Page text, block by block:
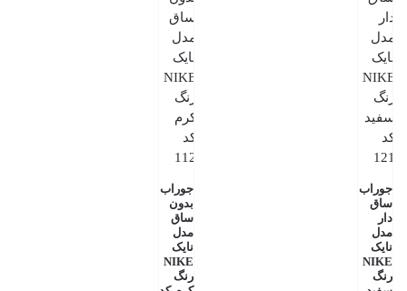
جوراب
ساق
دار
مدل
نایک
NIKE
رنگ
جوراب
بدون
ساق
مدل
نایک
NIKE
رنگ